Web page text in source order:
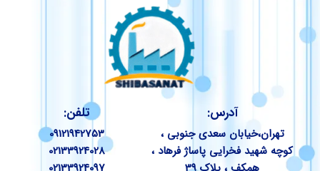
آدرس:
تهران،خیابان سعدی جنوبی ،
کوچه شهید فخرایی پاساژ فرهاد ،
تلفن:
09121942753
02133924028